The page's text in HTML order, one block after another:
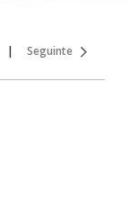
| Seguinte